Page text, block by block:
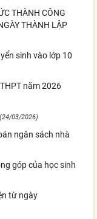
THÀNH CÔNG
THÀNH LẬP
sinh vào lớp 10
năm 2026
(24/03/2026)
ngân sách nhà
góp của học sinh
từ ngày